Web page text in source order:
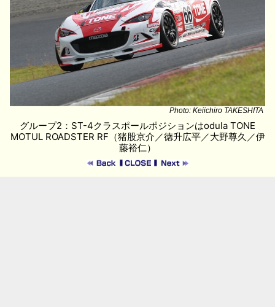
Photo: Keiichiro TAKESHITA
グループ2：ST-4クラスポールポジションはodula TONE
MOTUL ROADSTER RF（猪股京介／徳升広平／大野尊久／伊
藤裕仁）